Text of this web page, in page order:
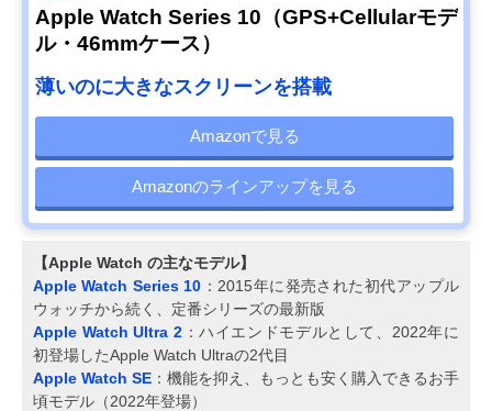
Apple Watch Series 10（GPS+Cellularモデ
ル・46mmケース）
薄いのに大きなスクリーンを搭載
Amazonで見る
Amazonのラインアップを見る
【Apple Watch の主なモデル】
Apple Watch Series 10 ：2015年に発売された初代アップル
ウォッチから続く、定番シリーズの最新版
Apple Watch Ultra 2：ハイエンドモデルとして、2022年に
初登場したApple Watch Ultraの2代目
Apple Watch SE ：機能を抑え、もっとも安く購入できるお手
頃モデル（2022年登場）